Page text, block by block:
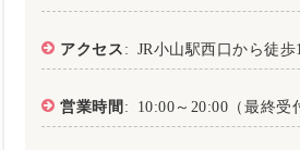
アクセス : JR小山駅西口から徒歩
営業時間 : 10:00～20:00（最終受